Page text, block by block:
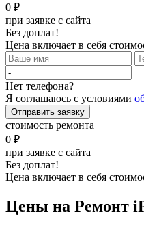
0 ₽
при заявке с сайта
Без доплат!
Цена включает в себя
Нет телефона?
Я соглашаюсь с условиями
Отправить заявку
стоимость ремонта
0 ₽
при заявке с сайта
Без доплат!
Цена включает в себя
Цены на Ремонт